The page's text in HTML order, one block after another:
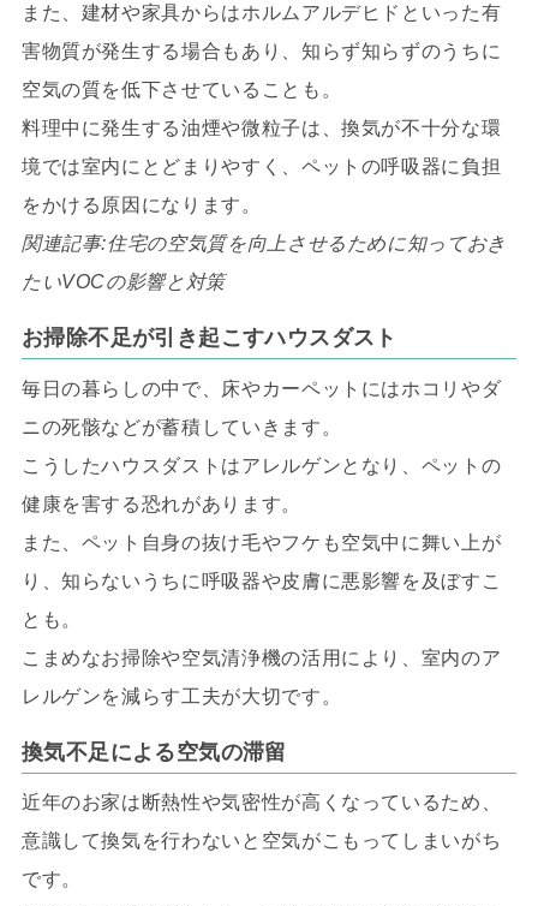
また、建材や家具からはホルムアルデヒドといった有
害物質が発生する場合もあり、知らず知らずのうちに
空気の質を低下させていることも。
料理中に発生する油煙や微粒子は、換気が不十分な環
境では室内にとどまりやすく、ペットの呼吸器に負担
をかける原因になります。
関連記事:住宅の空気質を向上させるために知っておき
たいVOCの影響と対策
お掃除不足が引き起こすハウスダスト
毎日の暮らしの中で、床やカーペットにはホコリやダ
ニの死骸などが蓄積していきます。
こうしたハウスダストはアレルゲンとなり、ペットの
健康を害する恐れがあります。
また、ペット自身の抜け毛やフケも空気中に舞い上が
り、知らないうちに呼吸器や皮膚に悪影響を及ぼすこ
とも。
こまめなお掃除や空気清浄機の活用により、室内のア
レルゲンを減らす工夫が大切です。
換気不足による空気の滞留
近年のお家は断熱性や気密性が高くなっているため、
意識して換気を行わないと空気がこもってしまいがち
です。